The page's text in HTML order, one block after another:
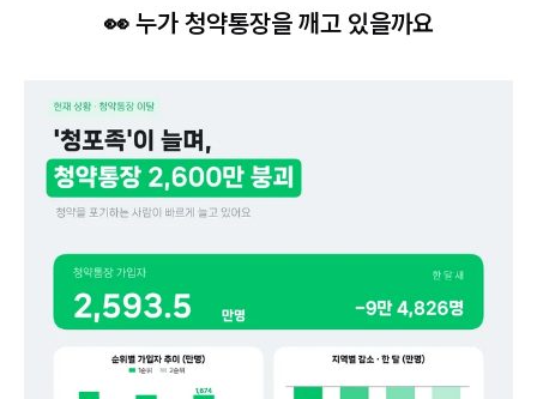
👀 누가 청약통장을 깨고 있을까요